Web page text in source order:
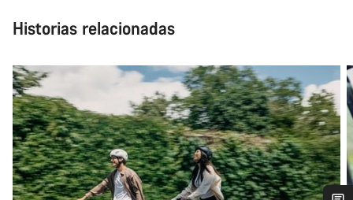
Historias relacionadas